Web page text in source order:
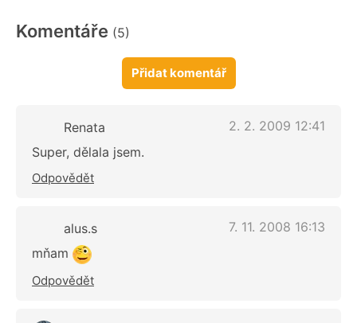
Komentáře (5)
Přidat komentář
Renata
2. 2. 2009 12:41
Super, dělala jsem.
Odpovědět
alus.s
7. 11. 2008 16:13
mňam
Odpovědět